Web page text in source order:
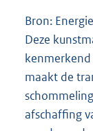
Deze
maakt de
afschaffing